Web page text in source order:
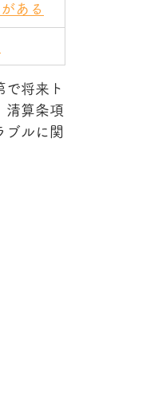
ある
で将来ト
清算条項
ブルに関